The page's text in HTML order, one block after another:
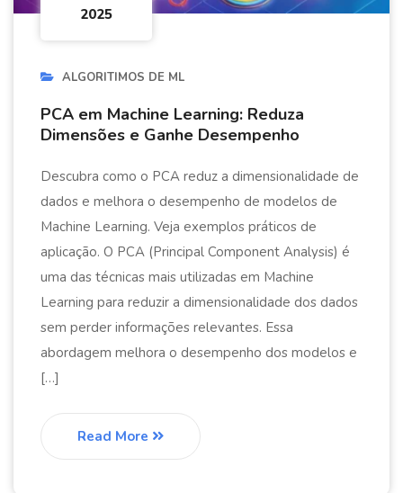
2025
ALGORITIMOS DE ML
PCA em Machine Learning: Reduza
Dimensões e Ganhe Desempenho
Descubra como o PCA reduz a dimensionalidade de
dados e melhora o desempenho de modelos de
Machine Learning. Veja exemplos práticos de
aplicação. O PCA (Principal Component Analysis) é
uma das técnicas mais utilizadas em Machine
Learning para reduzir a dimensionalidade dos dados
sem perder informações relevantes. Essa
abordagem melhora o desempenho dos modelos e
[…]
Read More